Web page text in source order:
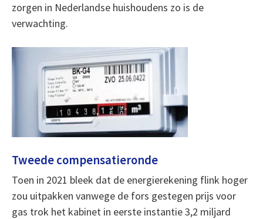
zorgen in Nederlandse huishoudens zo is de
verwachting.
Tweede compensatieronde
Toen in 2021 bleek dat de energierekening flink hoger
zou uitpakken vanwege de fors gestegen prijs voor
gas trok het kabinet in eerste instantie 3,2 miljard